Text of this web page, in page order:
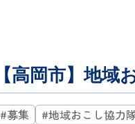
【高岡市】地
#募集 #地域おこし協力